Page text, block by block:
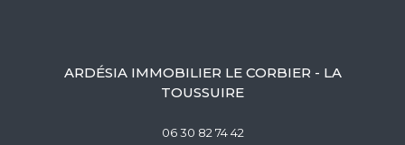
ARDÉSIA IMMOBILIER LE CORBIER - LA
TOUSSUIRE
06 30 82 74 42